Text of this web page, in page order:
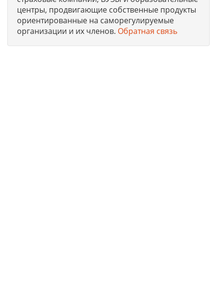
центры, продвигающие собственные продукты
ориентированные на саморегулируемые
организации и их членов. Обратная связь